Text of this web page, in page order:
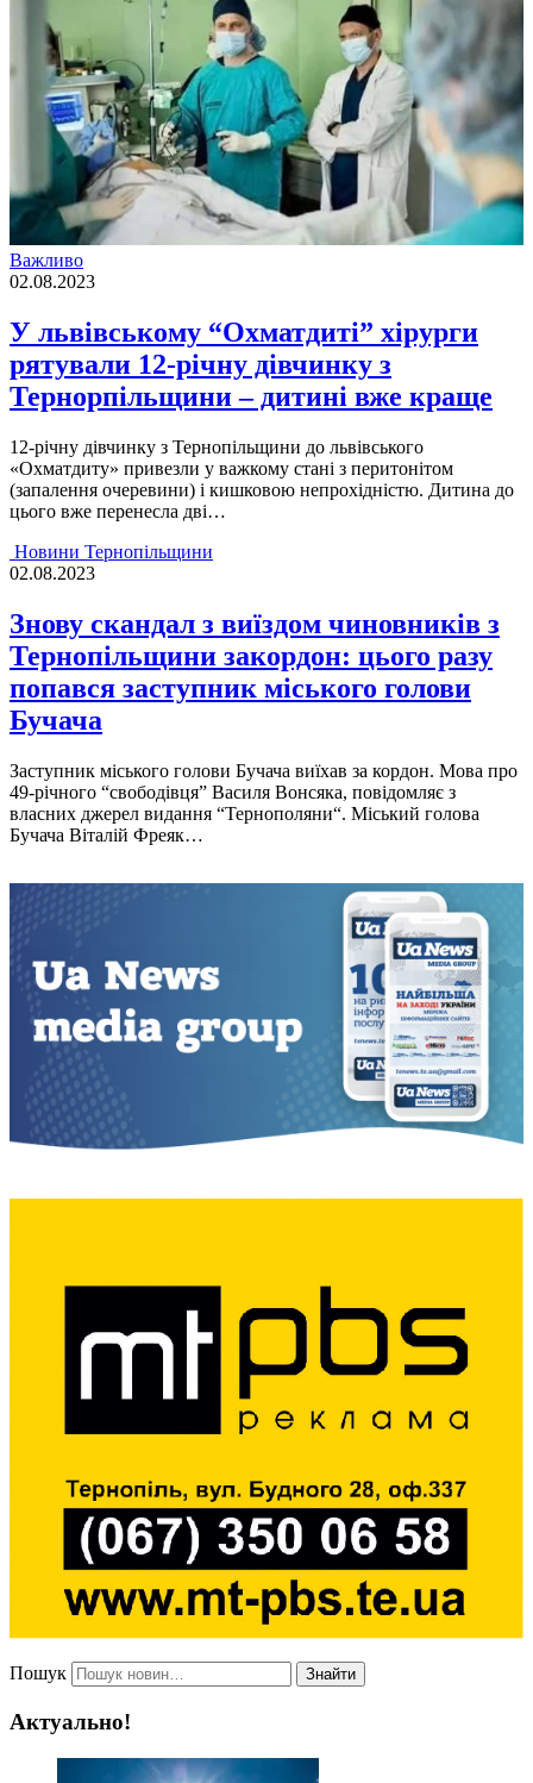
Важливо
02.08.2023
У львівському “Охматдиті” хірурги
рятували 12-річну дівчинку з
Тернорпільщини – дитині вже краще
12-рiчну дiвчинку з Тернопiльщини до львiвського
«Охматдиту» привезли у важкому станi з перитонiтом
(запалення очеревини) i кишковою непрохiднiстю. Дитина до
цього вже перенесла двi…
Новини Тернопільщини
02.08.2023
Знову скандал з виїздом чиновників з
Тернопільщини закордон: цього разу
попався заступник міського голови
Бучача
Заступник мiського голови Бучача виїхав за кордон. Мова про
49-рiчного “свободiвця” Василя Вонсяка, повiдомляє з
власних джерел видання “Тернополяни“. Мiський голова
Бучача Вiталiй Фреяк…
Пошук Знайти
Актуально!